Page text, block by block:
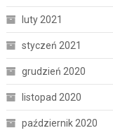
luty 2021
styczeń 2021
grudzień 2020
listopad 2020
październik 2020